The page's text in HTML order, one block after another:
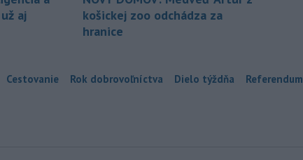
aj
košickej zoo odchádza za
hranice
Cestovanie Rok dobrovoľníctva Dielo týždňa Referendum